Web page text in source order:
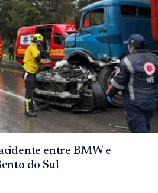
entre BMW e
do Sul